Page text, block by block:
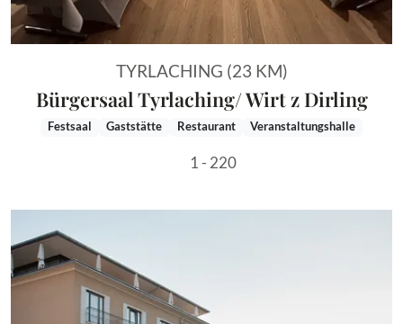
TYRLACHING (23 KM)
Bürgersaal Tyrlaching/ Wirt z Dirling
Festsaal Gaststätte Restaurant Veranstaltungshalle
1 - 220